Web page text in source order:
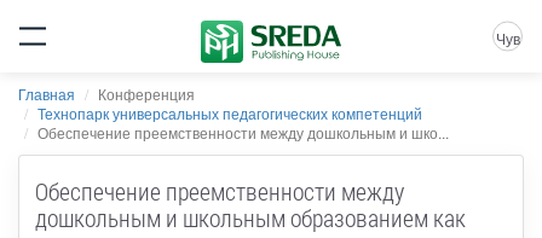
Чув
Главная
Конференция
Технопарк универсальных педагогических компетенций
Обеспечение преемственности между дошкольным и шко...
Обеспечение преемственности между
дошкольным и школьным образованием как